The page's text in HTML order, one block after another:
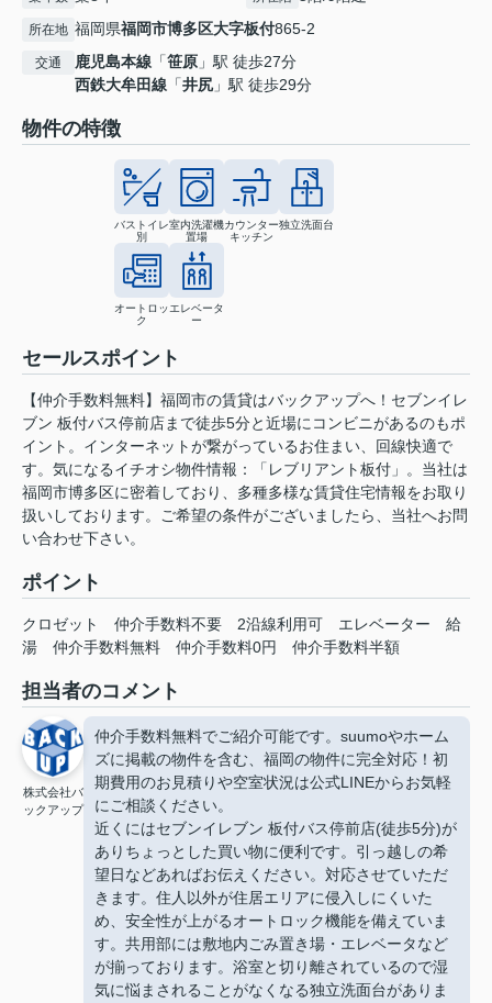
所在地 福岡県福岡市博多区大字板付865-2
交通 鹿児島本線 「笹原 」駅 徒歩27分
西鉄大牟田線 「井尻 」駅 徒歩29分
物件の特徴
バストイレ
別
室内洗濯機
置場
カウンター
キッチン
独立洗面台
オートロッ
ク
エレベータ
ー
セールスポイント
【仲介手数料無料】福岡市の賃貸はバックアップへ！セブンイレ
ブン 板付バス停前店まで徒歩5分と近場にコンビニがあるのもポ
イント。インターネットが繋がっているお住まい、回線快適で
す。気になるイチオシ物件情報：「レブリアント板付」。当社は
福岡市博多区に密着しており、多種多様な賃貸住宅情報をお取り
扱いしております。ご希望の条件がございましたら、当社へお問
い合わせ下さい。
ポイント
クロゼット 仲介手数料不要 2沿線利用可 エレベーター
給
湯
仲介手数料無料 仲介手数料0円 仲介手数料半額
担当者のコメント
株式会社バ
ックアップ
仲介手数料無料でご紹介可能です。suumoやホーム
ズに掲載の物件を含む、福岡の物件に完全対応！初
期費用のお見積りや空室状況は公式LINEからお気軽
にご相談ください。
近くにはセブンイレブン 板付バス停前店(徒歩5分)が
ありちょっとした買い物に便利です。引っ越しの希
望日などあればお伝えください。対応させていただ
きます。住人以外が住居エリアに侵入しにくいた
め、安全性が上がるオートロック機能を備えていま
す。共用部には敷地内ごみ置き場・エレベータなど
が揃っております。浴室と切り離されているので湿
気に悩まされることがなくなる独立洗面台がありま